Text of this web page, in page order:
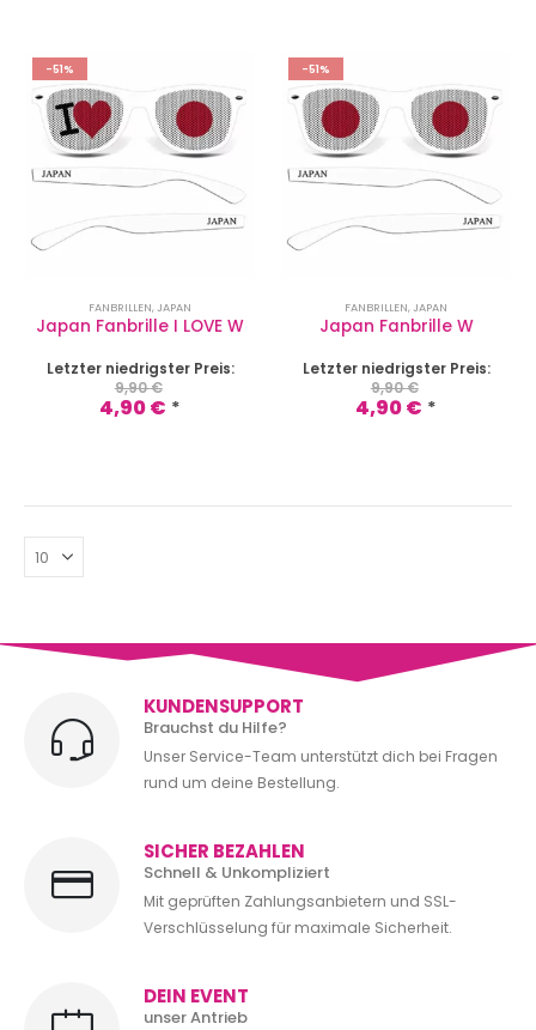
-51%
FANBRILLEN,JAPAN
Japan Fanbrille I LOVE W
Letzter niedrigster Preis:
9,90€
4,90€ *
-51%
FANBRILLEN,JAPAN
Japan Fanbrille W
Letzter niedrigster Preis:
9,90€
4,90€ *
KUNDENSUPPORT
Brauchst du Hilfe?
Unser Service-Team unterstützt dich bei Fragen
rund um deine Bestellung.
SICHER BEZAHLEN
Schnell & Unkompliziert
Mit geprüften Zahlungsanbietern und SSL-
Verschlüsselung für maximale Sicherheit.
DEIN EVENT
unser Antrieb